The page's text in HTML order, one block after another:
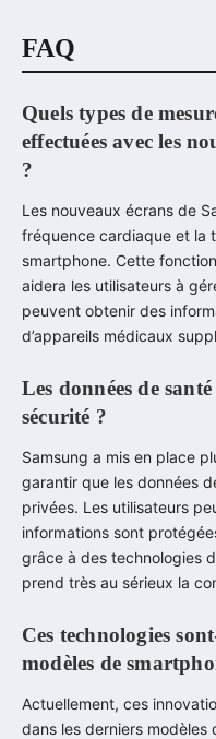
FAQ
Quels types de
effectuées avec les
?
Les nouveaux écrans de
fréquence cardiaque et la
smartphone. Cette
aidera les utilisateurs à
peuvent obtenir des
d’appareils médicaux
Les données de
sécurité ?
Samsung a mis en place
garantir que les données
privées. Les utilisateurs
informations sont
grâce à des technologies
prend très au sérieux la
Ces technologies
modèles de
Actuellement, ces
dans les derniers modèles